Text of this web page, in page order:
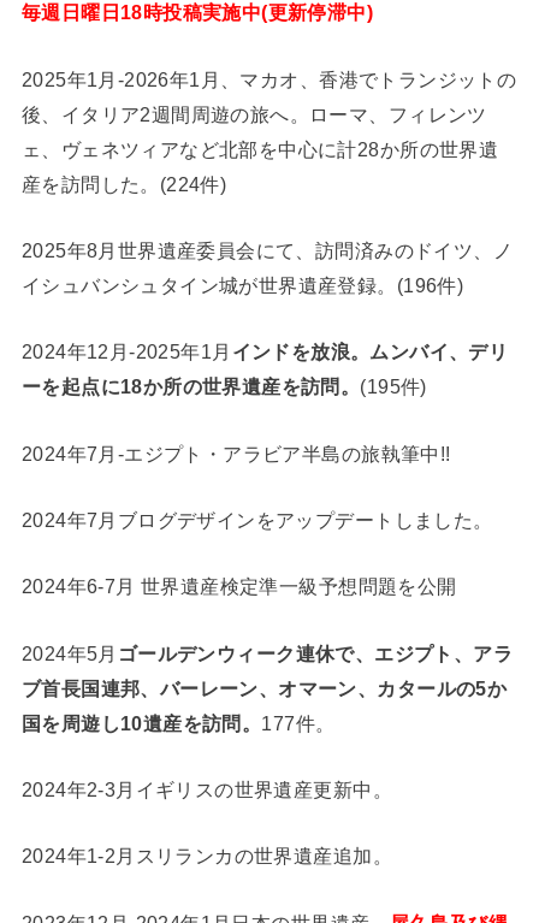
毎週日曜日18時投稿実施中(更新停滞中)
2025年1月-2026年1月、マカオ、香港でトランジットの
後、イタリア2週間周遊の旅へ。ローマ、フィレンツ
ェ、ヴェネツィアなど北部を中心に計28か所の世界遺
産を訪問した。(224件)
2025年8月世界遺産委員会にて、訪問済みのドイツ、ノ
イシュバンシュタイン城が世界遺産登録。(196件)
2024年12月-2025年1月 インドを放浪。ムンバイ、デリ
ーを起点に18か所の世界遺産を訪問。 (195件)
2024年7月-エジプト・アラビア半島の旅執筆中!!
2024年7月ブログデザインをアップデートしました。
2024年6-7月 世界遺産検定準一級予想問題を公開
2024年5月 ゴールデンウィーク連休で、エジプト、アラ
ブ首長国連邦、バーレーン、オマーン、カタールの5か
国を周遊し10遺産を訪問。 177件。
2024年2-3月イギリスの世界遺産更新中。
2024年1-2月スリランカの世界遺産追加。